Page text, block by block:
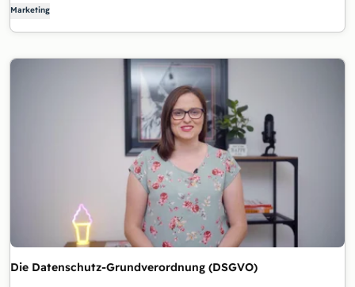
Marketing
Die Datenschutz-Grundverordnung (DSGVO)